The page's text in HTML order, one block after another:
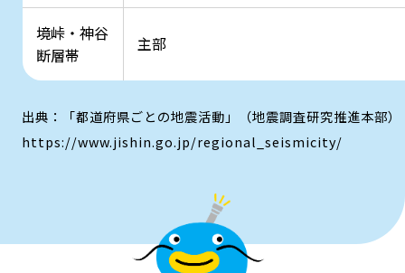
境峠・神谷
断層帯
主部
出典：「都道府県ごとの地震活動」（地震調査研究推進本部）
https://www.jishin.go.jp/regional_seismicity/